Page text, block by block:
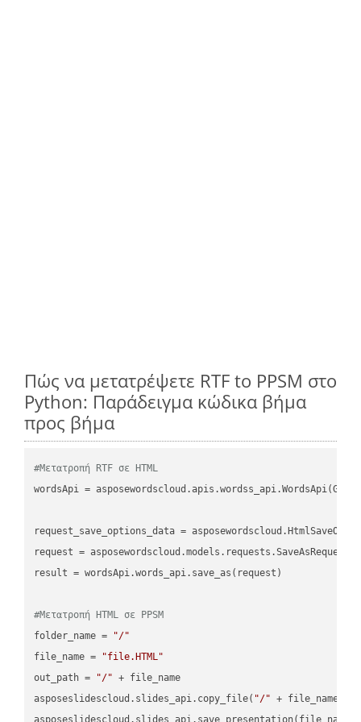
Πώς να μετατρέψετε RTF to PPSM στο
Python: Παράδειγμα κώδικα βήμα
προς βήμα
#Μετατροπή RTF σε HTML
wordsApi =
request_save_options_data =
request =
result = wordsApi.words_api.save_as(request)
#Μετατροπή HTML σε PPSM
folder_name =
"/"
file_name =
"file.HTML"
out_path =
"/" + file_name
asposeslidescloud.slides_api.copy_file( "/" + file_name,